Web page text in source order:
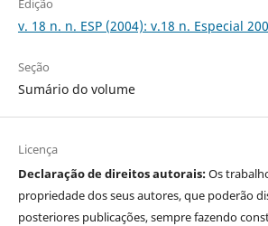
Edição
v. 18 n. n. ESP (2004): v.18 n. Especial
Seção
Sumário do volume
Licença
Declaração de direitos autorais:Os
propriedade dos seus autores, que poderão
posteriores publicações, sempre fazendo